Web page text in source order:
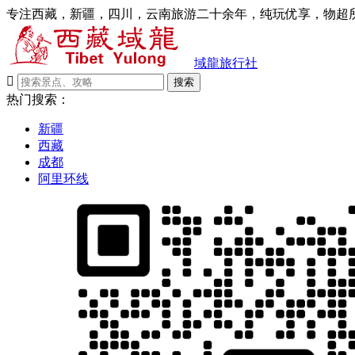
专注西藏，新疆，四川，云南旅游二十余年，纯玩优享，物超
域龍旅行社

搜索
热门搜索：
新疆
西藏
成都
阿里环线